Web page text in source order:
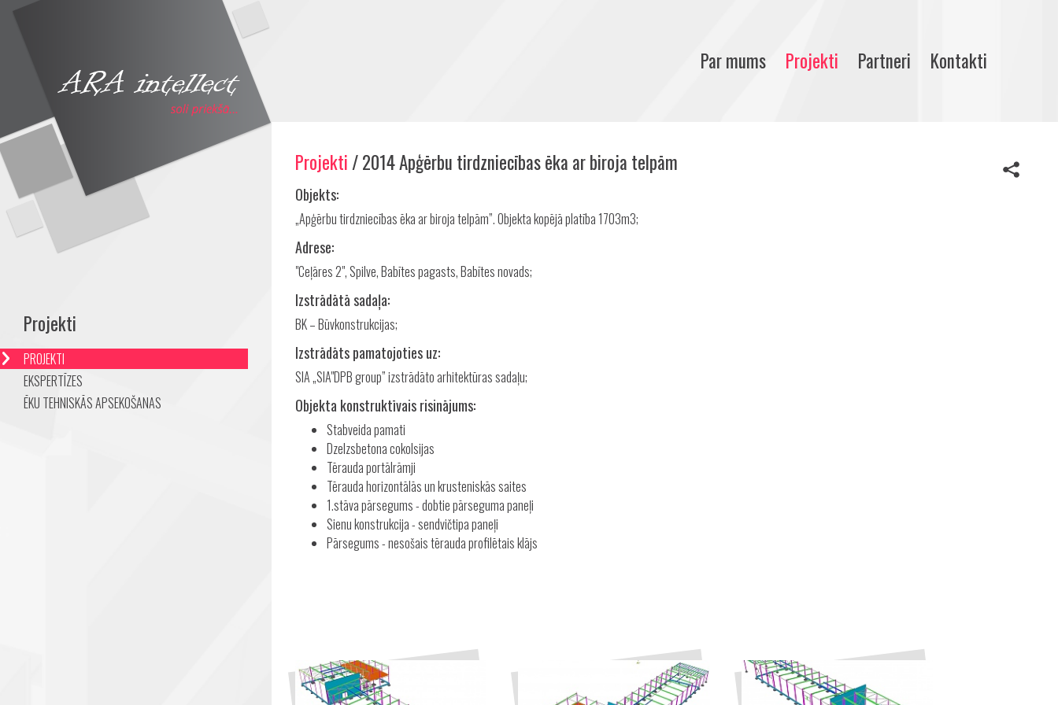
Projekti
PROJEKTI
EKSPERTĪZES
ĒKU TEHNISKĀS APSEKOŠANAS
Par mums Projekti Partneri Kontakti
Share
Projekti/ 2014 Apģērbu tirdzniecības ēka ar biroja telpām
Objekts:
„Apģērbu tirdzniecības ēka ar biroja telpām”. Objekta kopējā platība 1703m3;
Adrese:
"Ceļāres 2", Spilve, Babītes pagasts, Babītes novads;
Izstrādātā sadaļa:
BK – Būvkonstrukcijas;
Izstrādāts pamatojoties uz:
SIA „SIA"DPB group” izstrādāto arhitektūras sadaļu;
Objekta konstruktīvais risinājums:
Stabveida pamati
Dzelzsbetona cokolsijas
Tērauda portālrāmji
Tērauda horizontālās un krusteniskās saites
1.stāva pārsegums - dobtie pārseguma paneļi
Sienu konstrukcija - sendvičtipa paneļi
Pārsegums - nesošais tērauda profilētais klājs